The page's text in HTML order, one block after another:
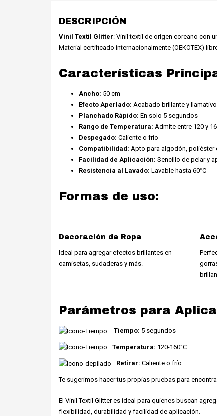
DESCRIPCIÓN
Vinil Textil Glitter: Vinil textil de origen coreano con
Material certificado internacionalmente (OEKOTEX)
Características
Ancho: 50 cm
Efecto Aperlado: Acabado brillante y llamativo
Planchado Rápido: En solo 5 segundos
Rango de Temperatura: Admite entre 120 y
Despegado: Caliente o frío
Compatibilidad: Apto para algodón, poliéster
Facilidad de Aplicación: Sencillo de pelar y
Resistencia al Lavado: Lavable hasta 60°C
Formas de uso:
Decoración de Ropa
Ideal para agregar efectos brillantes en
camisetas, sudaderas y más.
Parámetros para
Tiempo: 5 segundos
Temperatura: 120-160°C
Retirar: Caliente o frío
Te sugerimos hacer tus propias pruebas para
El Vinil Textil Glitter es ideal para quienes buscan
flexibilidad, durabilidad y facilidad de aplicación.